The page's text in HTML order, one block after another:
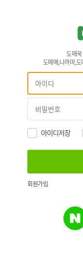
도매
도매매,나까마,
아이디저장
회원가입